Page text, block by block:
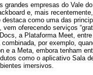
grandes empresas do Vale
e, mais
como uma das
vem oferecendo serviços
a Plataforma Meet,
por exemplo,
e a Meta, embora tenham
como o aplicativo Sala
imersivos.